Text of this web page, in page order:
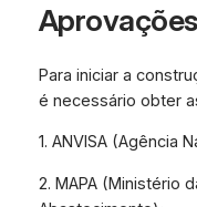
Para iniciar a
é necessário obter
1. ANVISA (Agência
2. MAPA (Ministério